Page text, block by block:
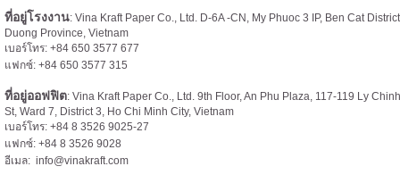
ที่อยู่โรงงาน: Vina Kraft Paper Co., Ltd. D-6A -CN, My Phuoc 3 IP, Ben Cat
Duong Province, Vietnam
เบอร์โทร: +84 650 3577 677
แฟกซ์: +84 650 3577 315
ที่อยู่ออฟฟิต: Vina Kraft Paper Co., Ltd. 9th Floor, An Phu Plaza, 117-119 Ly
St, Ward 7, District 3, Ho Chi Minh City, Vietnam
เบอร์โทร: +84 8 3526 9025-27
แฟกซ์: +84 8 3526 9028
อีเมล: info@vinakraft.com